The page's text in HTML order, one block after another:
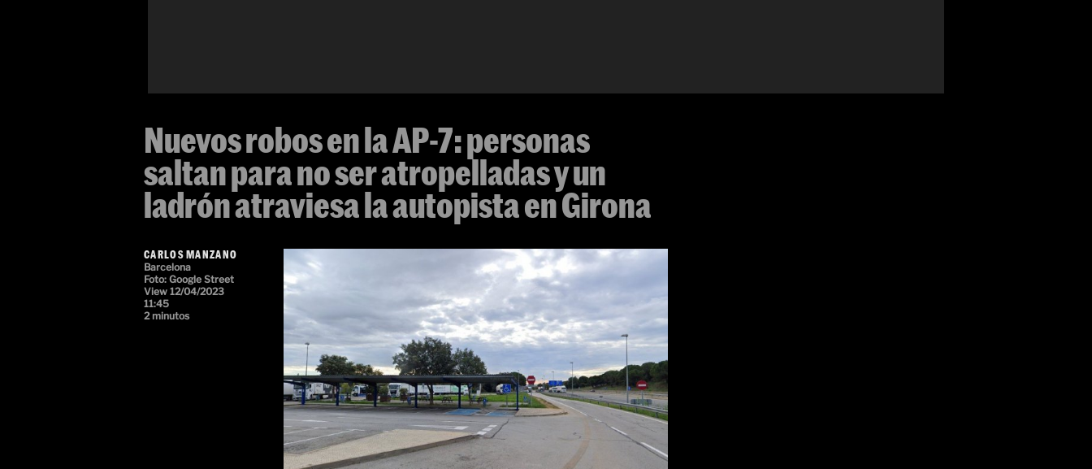
Nuevos robos en la AP-7: personas
saltan para no ser atropelladas y un
ladrón atraviesa la autopista en Girona
CARLOS MANZANO
Barcelona
Foto: Google Street
View 12/04/2023
11:45
2 minutos